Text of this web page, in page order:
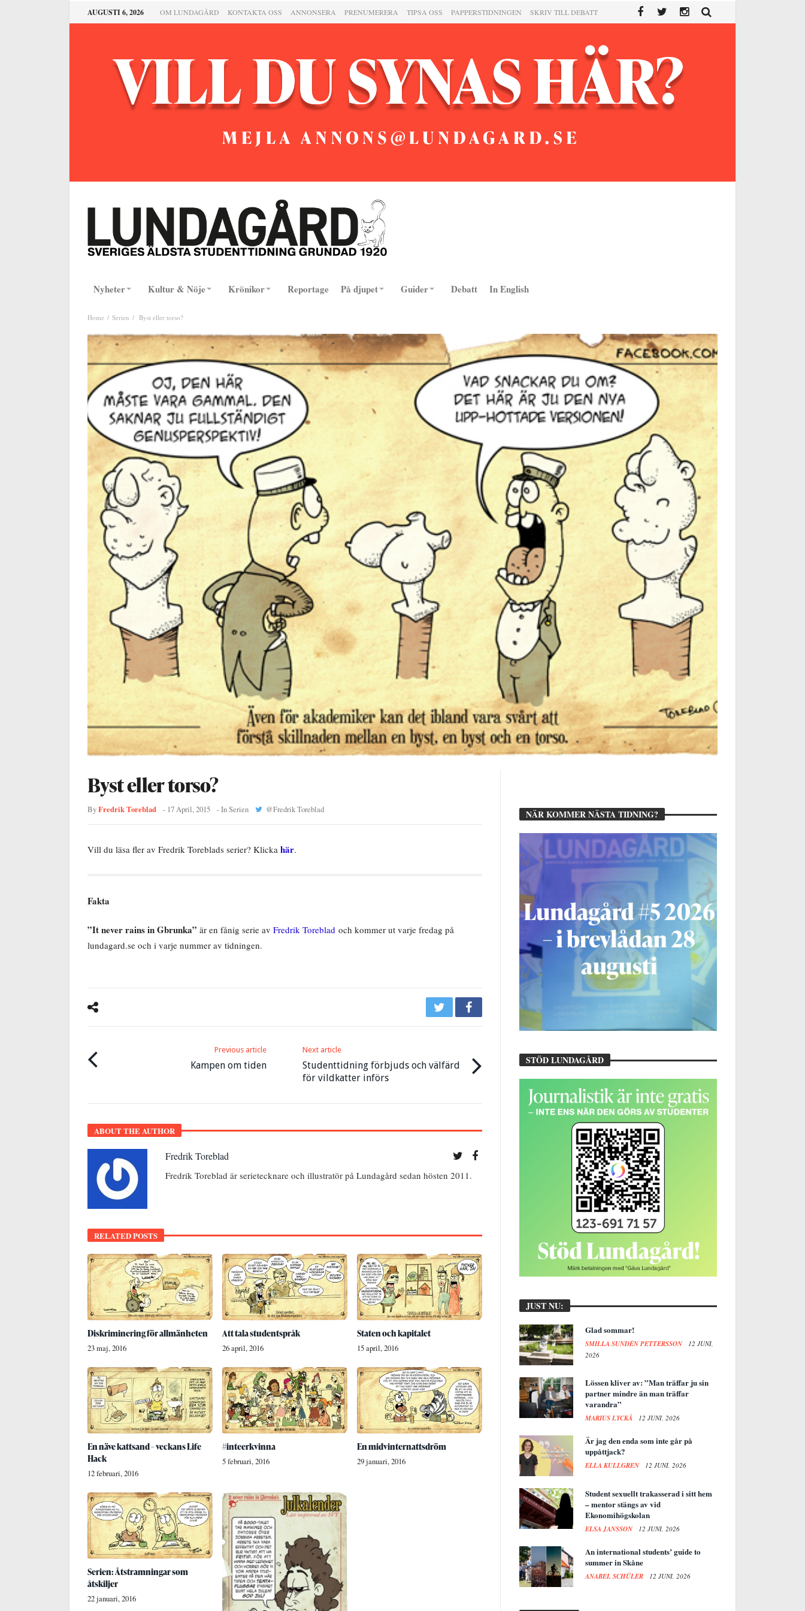
AUGUSTI 6, 2026 OM LUNDAGÅRD KONTAKTA OSS ANNONSERA PRENUMERERA TIPSA OSS PAPPERSTIDNINGEN SKRIV TILL DEBATT
Nyheter Kultur & Nöje Krönikor Reportage På djupet Guider Debatt In English
Home Serien Byst eller torso?
Byst eller torso?
ByFredrik Toreblad - 17 April, 2015 - InSerien @Fredrik Toreblad
Vill du läsa fler av Fredrik Toreblads serier? Klicka här.
Fakta
”It never rains in Gbrunka” är en fånig serie av Fredrik Toreblad och kommer ut varje fredag på
lundagard.se och i varje nummer av tidningen.
Previous article
Kampen om tiden
Next article
Studenttidning förbjuds och välfärd
för vildkatter införs
ABOUT THE AUTHOR
Fredrik Toreblad
Fredrik Toreblad är serietecknare och illustratör på Lundagård sedan hösten 2011.
RELATED POSTS
Diskriminering för allmänheten
23 maj, 2016
Att tala studentspråk
26 april, 2016
Staten och kapitalet
15 april, 2016
En näve kattsand – veckans Life
Hack
12 februari, 2016
#inteerkvinna
5 februari, 2016
En midvinternattsdröm
29 januari, 2016
Serien: Åtstramningar som
åtskiljer
22 januari, 2016
NÄR KOMMER NÄSTA TIDNING?
STÖD LUNDAGÅRD
JUST NU:
Glad sommar!
SMILLA SUNDÉN PETTERSSON
12 JUNI,
2026
Lössen kliver av: ”Man träffar ju sin
partner mindre än man träffar
varandra”
MARIUS LYCKÅ 12 JUNI, 2026
Är jag den enda som inte går på
uppåttjack?
ELLA KULLGREN 12 JUNI, 2026
Student sexuellt trakasserad i sitt hem
– mentor stängs av vid
Ekonomihögskolan
ELSA JANSSON 12 JUNI, 2026
An international students’ guide to
summer in Skåne
ANABEL SCHÜLER 12 JUNI, 2026